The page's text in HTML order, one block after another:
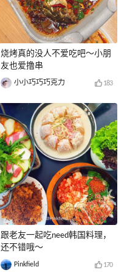
烧烤真的没人不爱吃吧～小朋
友也爱撸串
小小巧巧巧克力 183
跟老友一起吃need韩国料理，
还不错哦～
Pinkfield 170